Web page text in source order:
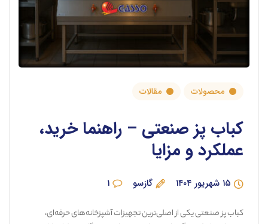
محصولات مقالات
کباب پز صنعتی – راهنما خرید،
عملکرد و مزایا
۱۵ شهریور ۱۴۰۴ گازسو ۱
کباب پز صنعتی یکی از اصلی‌ترین تجهیزات آشپزخانه‌های حرفه‌ای،